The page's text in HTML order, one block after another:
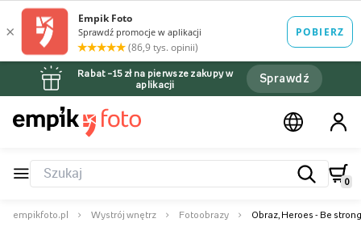
Rabat –15 zł na pierwsze zakupy w
aplikacji
Sprawdź
0
empikfoto.pl Wystrój wnętrz Fotoobrazy Obraz, Heroes - Be